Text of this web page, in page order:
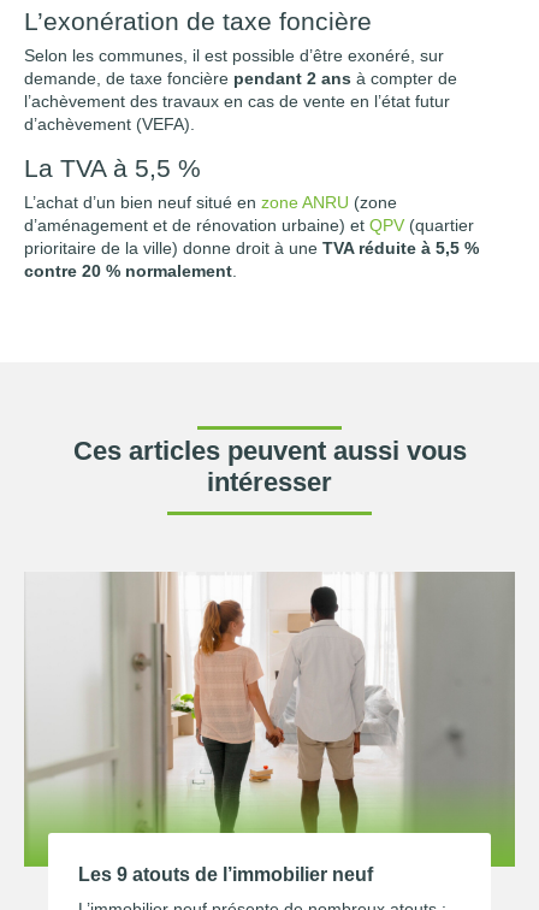
L’exonération de taxe foncière
Selon les communes, il est possible d’être exonéré, sur
demande, de taxe foncière pendant 2 ans à compter de
l’achèvement des travaux en cas de vente en l’état futur
d’achèvement (VEFA).
La TVA à 5,5 %
L’achat d’un bien neuf situé en zone ANRU (zone
d’aménagement et de rénovation urbaine) et QPV (quartier
prioritaire de la ville) donne droit à une TVA réduite à 5,5 %
contre 20 % normalement
Ces articles peuvent aussi vous
intéresser
Les 9 atouts de l’immobilier neuf